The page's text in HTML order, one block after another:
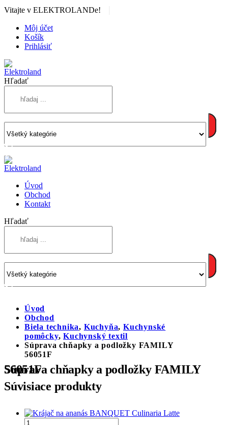
Vitajte v ELEKTROLANDe!
Môj účet
Košík
Prihlásiť
Hľadať
Úvod
Obchod
Kontakt
Hľadať
Úvod
Obchod
Biela technika, Kuchyňa,Kuchynské
pomôcky,Kuchynský textil
Súprava chňapky a podložky FAMILY
56051F
Súprava chňapky a podložky FAMILY 56051F
Súvisiace produkty